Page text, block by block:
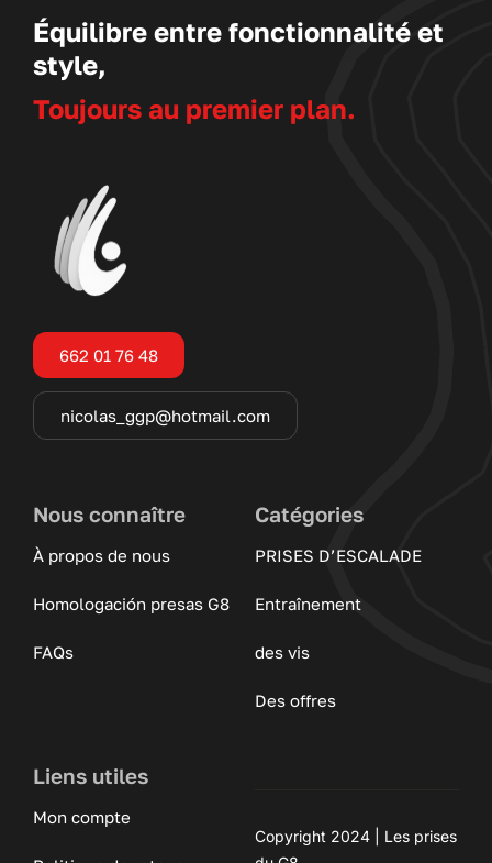
Équilibre entre fonctionnalité et
style,
Toujours au premier plan.
662 01 76 48
nicolas_ggp@hotmail.com
Nous connaître
À propos de nous
Homologación presas G8
FAQs
Catégories
PRISES D’ESCALADE
Entraînement
des vis
Des offres
Liens utiles
Mon compte
Copyright 2024 | Les prises